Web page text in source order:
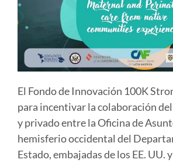
El Fondo de Innovación 100K
para incentivar la colaboración
y privado entre la Oficina de
hemisferio occidental del
Estado, embajadas de los EE. UU.